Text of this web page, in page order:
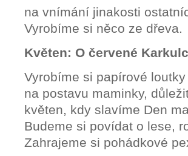
na vnímání jinakosti
Vyrobíme si něco ze dřeva.
Květen: O červené
Vyrobíme si papírové
na postavu maminky,
květen, kdy slavíme Den
Budeme si povídat o lese,
Zahrajeme si pohádkové